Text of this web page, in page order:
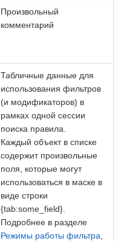
Произвольный
комментарий
Табличные данные для
использования фильтров
(и модификаторов) в
рамках одной сессии
поиска правила.
Каждый объект в списке
содержит произвольные
поля, которые могут
использоваться в маске в
виде строки
{tab:some_field}.
Подробнее в разделе
Режимы работы фильтра